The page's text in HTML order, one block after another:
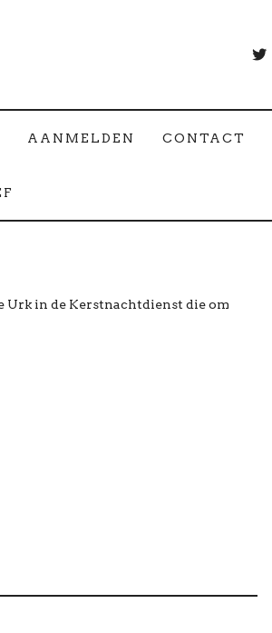
AANMELDEN CONTACT
Urk in de Kerstnachtdienst die om